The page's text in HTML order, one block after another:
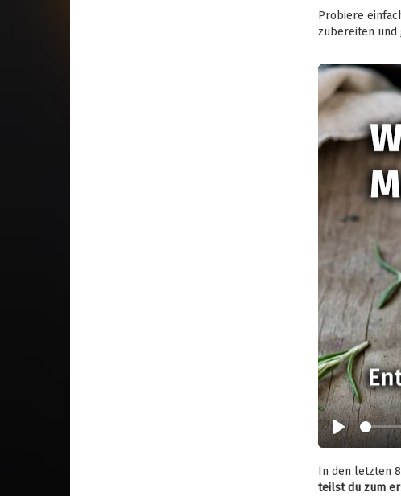
Probiere
zubereiten und
Play
In den letzten
teilst du zum